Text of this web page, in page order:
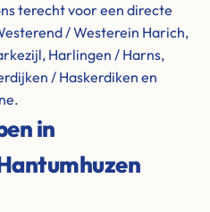
terecht voor een directe
/ Westerein Harich,
Harlingen / Harns,
/ Haskerdiken en
in